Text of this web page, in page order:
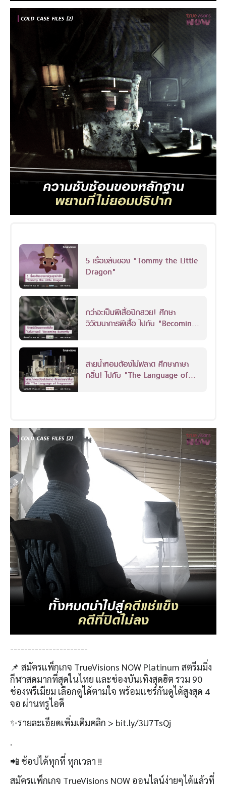
5 เรื่องลับของ "Tommy the Little
Dragon"
กว่าจะเป็นผีเสื้อปีกสวย! ศึกษา
วิวัฒนาการผีเสื้อ ไปกับ "Becoming
สายน้ำหอมต้องไม่พลาด ศึกษาภาษา
กลิ่น! ไปกับ "The Language of
----------------------
📌 สมัครแพ็กเกจ TrueVisions NOW Platinum สตรีมมิ่ง
กีฬาสดมากที่สุดในไทย และช่องบันเทิงสุดฮิต รวม 90
ช่องพรีเมียม เลือกดูได้ตามใจ พร้อมแชร์กันดูได้สูงสุด 4
จอ ผ่านทรูไอดี
✨รายละเอียดเพิ่มเติมคลิก > bit.ly/3U7TsQj
.
📲 ช้อปได้ทุกที่ ทุกเวลา !!
สมัครแพ็กเกจ TrueVisions NOW ออนไลน์ง่ายๆได้แล้วที่